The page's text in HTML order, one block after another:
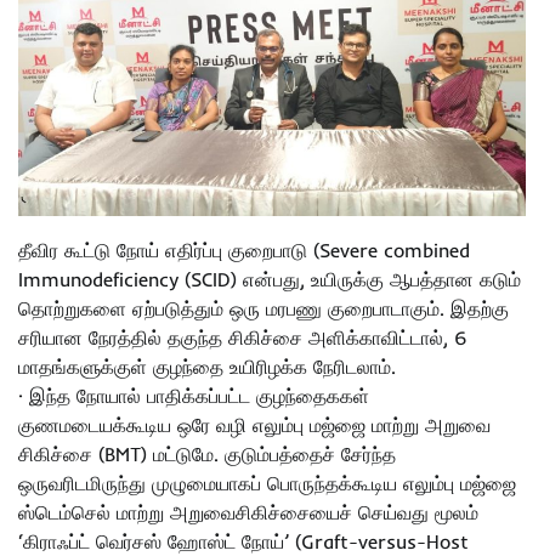
தீவிர கூட்டு நோய் எதிர்ப்பு குறைபாடு (Severe combined
Immunodeficiency (SCID) என்பது, உயிருக்கு ஆபத்தான கடும்
தொற்றுகளை ஏற்படுத்தும் ஒரு மரபணு குறைபாடாகும். இதற்கு
சரியான நேரத்தில் தகுந்த சிகிச்சை அளிக்காவிட்டால், 6
மாதங்களுக்குள் குழந்தை உயிரிழக்க நேரிடலாம்.
· இந்த நோயால் பாதிக்கப்பட்ட குழந்தைககள்
குணமடையக்கூடிய ஒரே வழி எலும்பு மஜ்ஜை மாற்று அறுவை
சிகிச்சை (BMT) மட்டுமே. குடும்பத்தைச் சேர்ந்த
ஒருவரிடமிருந்து முழுமையாகப் பொருந்தக்கூடிய எலும்பு மஜ்ஜை
ஸ்டெம்செல் மாற்று அறுவைசிகிச்சையைச் செய்வது மூலம்
‘கிராஃப்ட் வெர்சஸ் ஹோஸ்ட் நோய்’ (Graft-versus-Host